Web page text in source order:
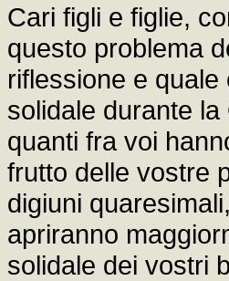
Cari figli e figlie,
questo problema
riflessione e
solidale durante
quanti fra voi
frutto delle vostre
digiuni
apriranno
solidale dei vostri